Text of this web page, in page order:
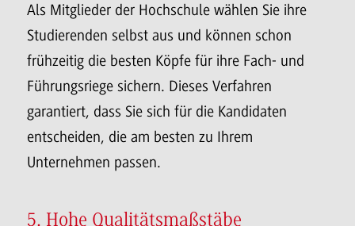
Als Mitglieder der Hochschule wählen Sie ihre
Studierenden selbst aus und können schon
frühzeitig die besten Köpfe für ihre Fach- und
Führungsriege sichern. Dieses Verfahren
garantiert, dass Sie sich für die Kandidaten
entscheiden, die am besten zu Ihrem
Unternehmen passen.
5. Hohe Qualitätsmaßstäbe